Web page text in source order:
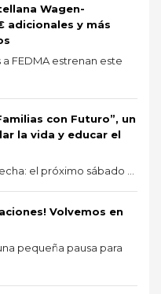
Wagen-
adicionales y más
a FEDMA estrenan este
con Futuro”, un
la vida y educar el
el próximo sábado ...
Volvemos en
pequeña pausa para